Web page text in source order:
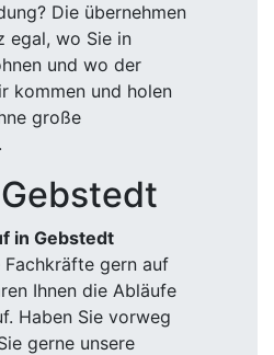
Die übernehmen
egal, wo Sie in
und wo der
kommen und holen
große
in Gebstedt
Fachkräfte gern auf
Ihnen die Abläufe
Haben Sie vorweg
gerne unsere